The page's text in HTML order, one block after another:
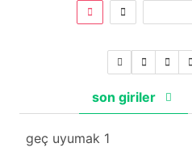
son giriler
geç uyumak 1